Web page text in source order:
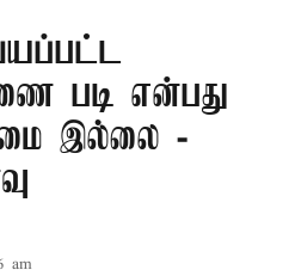
படி என்பது
இல்லை -
am